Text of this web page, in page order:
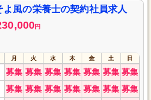
風の栄養士の契約社員求人
円
月 火 水 木 金 土 日
募集 募集 募集 募集 募集 募集 募集
募集 募集 募集 募集 募集 募集 募集